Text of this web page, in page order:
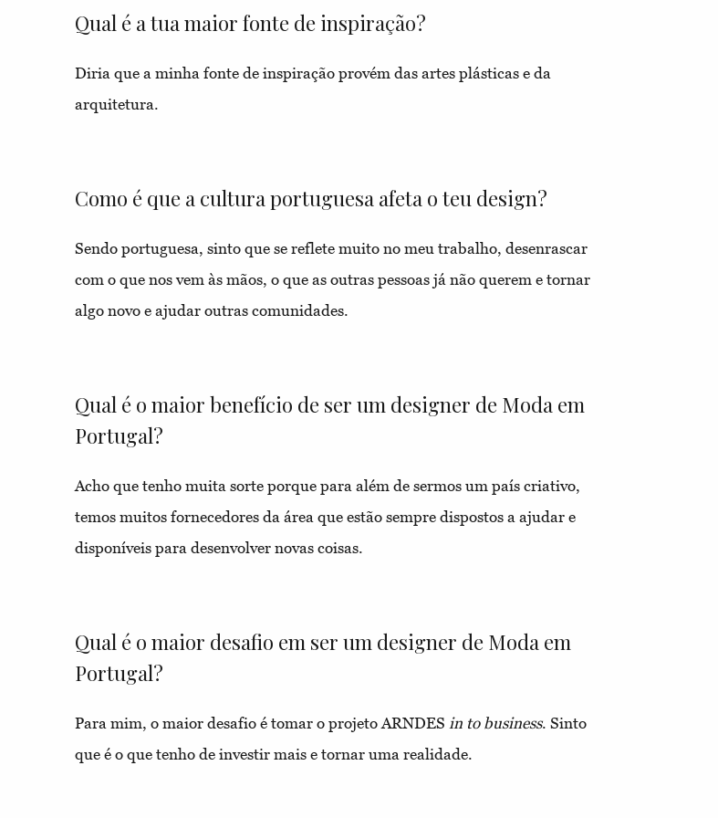
Qual é a tua maior fonte de inspiração?
Diria que a minha fonte de inspiração provém das artes plásticas e da
arquitetura.
Como é que a cultura portuguesa afeta o teu design?
Sendo portuguesa, sinto que se reflete muito no meu trabalho, desenrascar
com o que nos vem às mãos, o que as outras pessoas já não querem e tornar
algo novo e ajudar outras comunidades.
Qual é o maior benefício de ser um designer de Moda em
Portugal?
Acho que tenho muita sorte porque para além de sermos um país criativo,
temos muitos fornecedores da área que estão sempre dispostos a ajudar e
disponíveis para desenvolver novas coisas.
Qual é o maior desafio em ser um designer de Moda em
Portugal?
Para mim, o maior desafio é tomar o projeto ARNDES in to business. Sinto
que é o que tenho de investir mais e tornar uma realidade.